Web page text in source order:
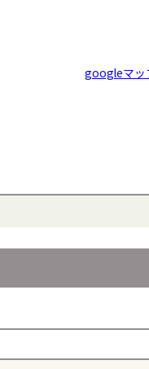
googleマッ